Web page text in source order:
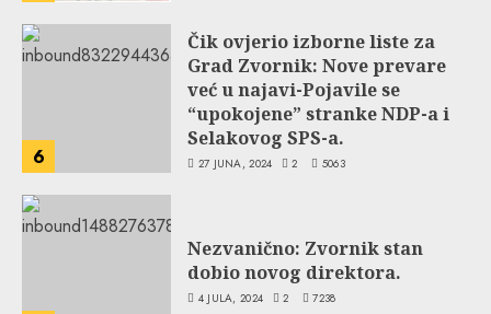
6
Čik ovjerio izborne liste za
Grad Zvornik: Nove prevare
već u najavi-Pojavile se
“upokojene” stranke NDP-a i
Selakovog SPS-a.
27 JUNA, 2024 2 5063
Nezvanično: Zvornik stan
dobio novog direktora.
4 JULA, 2024 2 7238